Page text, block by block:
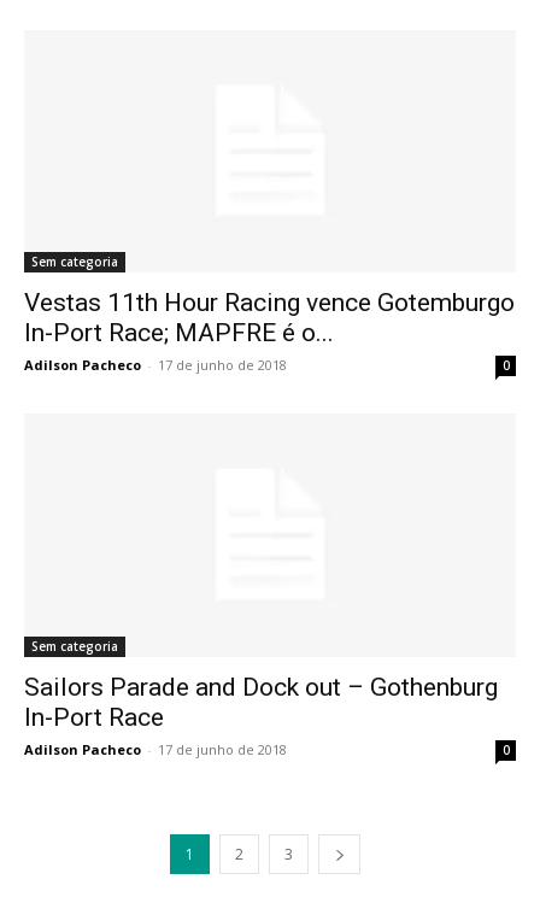
Sem categoria
Vestas 11th Hour Racing vence Gotemburgo
In-Port Race; MAPFRE é o...
Adilson Pacheco - 17 de junho de 2018 0
Sem categoria
Sailors Parade and Dock out – Gothenburg
In-Port Race
Adilson Pacheco - 17 de junho de 2018 0
1 2 3